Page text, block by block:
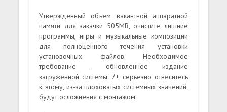
Утвержденный объем вакантной аппаратной
памяти для закачки 505MB, очистите лишние
программы, игры и музыкальные композиции
для полноценного течения установки
установочных файлов. Необходимое
требование - обновленное издание
загруженной системы. 7+, серьезно отнеситесь
к этому, из-за плоховатых системных значений,
будут осложнения с монтажом.